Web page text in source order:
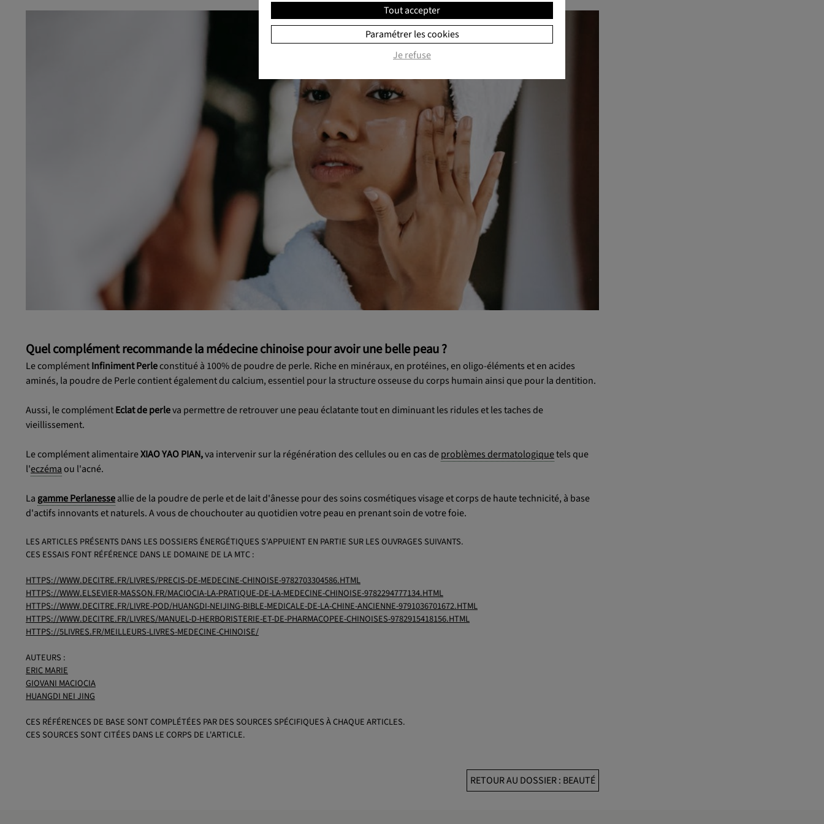
Quel complément recommande la médecine chinoise pour avoir une belle peau ?
Le complémentInfiniment Perleconstitué à 100% de poudre de perle. Riche en minéraux, en protéines, en oligo-éléments et en acides
aminés, la poudre de Perle contient également du calcium, essentiel pour la structure osseuse du corps humain ainsi que pour la dentition.
Aussi, le complémentEclat de perleva permettre de retrouver une peau éclatante tout en diminuant les ridules et les taches de
vieillissement.
Le complément alimentaireXIAO YAO PIAN,va intervenir sur la régénération des cellules ou en cas deproblèmes dermatologiquetels que
l'eczémaou l'acné.
La gamme Perlanesseallie de la poudre de perle et de lait d'ânesse pour des soins cosmétiques visage et corps de haute technicité, à base
d'actifs innovants et naturels. A vous de chouchouter au quotidien votre peau en prenant soin de votre foie.
LES ARTICLES PRÉSENTS DANS LES DOSSIERS ÉNERGÉTIQUES S'APPUIENT EN PARTIE SUR LES OUVRAGES SUIVANTS.
CES ESSAIS FONT RÉFÉRENCE DANS LE DOMAINE DE LA MTC :
HTTPS://WWW.DECITRE.FR/LIVRES/PRECIS-DE-MEDECINE-CHINOISE-9782703304586.HTML
HTTPS://WWW.ELSEVIER-MASSON.FR/MACIOCIA-LA-PRATIQUE-DE-LA-MEDECINE-CHINOISE-9782294777134.HTML
HTTPS://WWW.DECITRE.FR/LIVRE-POD/HUANGDI-NEIJING-BIBLE-MEDICALE-DE-LA-CHINE-ANCIENNE-9791036701672.HTML
HTTPS://WWW.DECITRE.FR/LIVRES/MANUEL-D-HERBORISTERIE-ET-DE-PHARMACOPEE-CHINOISES-9782915418156.HTML
HTTPS://5LIVRES.FR/MEILLEURS-LIVRES-MEDECINE-CHINOISE/
AUTEURS :
ERIC MARIE
GIOVANI MACIOCIA
HUANGDI NEI JING
CES RÉFÉRENCES DE BASE SONT COMPLÉTÉES PAR DES SOURCES SPÉCIFIQUES À CHAQUE ARTICLES.
CES SOURCES SONT CITÉES DANS LE CORPS DE L'ARTICLE.
RETOUR AU DOSSIER : BEAUTÉ
Tout accepter
Paramétrer les cookies
Je refuse